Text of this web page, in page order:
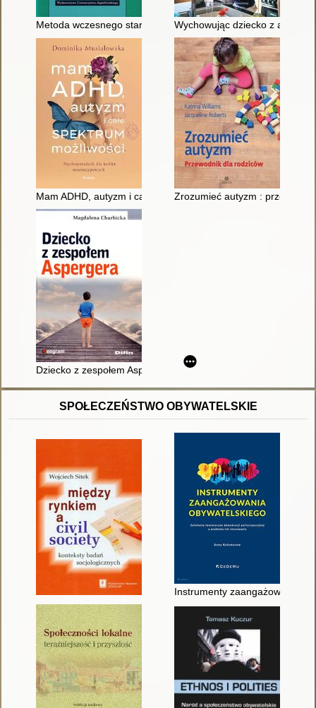
Metoda wczesnego startu dla dziecka z autyzmem (ESDM) :
Wychowując dziecko z
Mam ADHD, autyzm i całe spektrum możliwości :
Zrozumieć autyzm :
Dziecko z zespołem Aspergera
SPOŁECZEŃSTWO OBYWATELSKIE
Instrumenty zaangażowania